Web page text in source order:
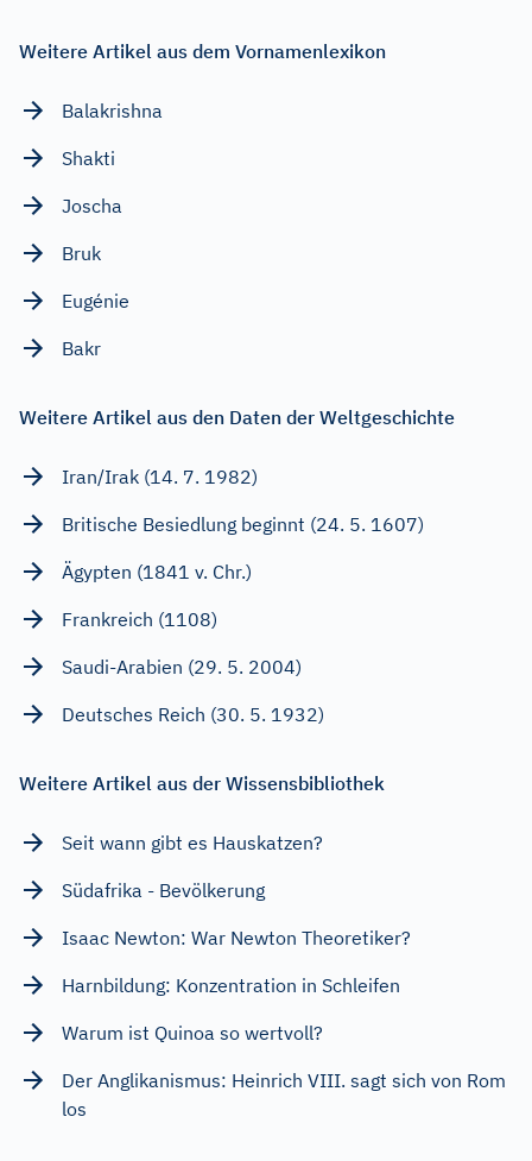
Weitere Artikel aus dem Vornamenlexikon
Balakrishna
Shakti
Joscha
Bruk
Eugénie
Bakr
Weitere Artikel aus den Daten der Weltgeschichte
Iran/Irak (14. 7. 1982)
Britische Besiedlung beginnt (24. 5. 1607)
Ägypten (1841 v. Chr.)
Frankreich (1108)
Saudi-Arabien (29. 5. 2004)
Deutsches Reich (30. 5. 1932)
Weitere Artikel aus der Wissensbibliothek
Seit wann gibt es Hauskatzen?
Südafrika - Bevölkerung
Isaac Newton: War Newton Theoretiker?
Harnbildung: Konzentration in Schleifen
Warum ist Quinoa so wertvoll?
Der Anglikanismus: Heinrich VIII. sagt sich von Rom
los